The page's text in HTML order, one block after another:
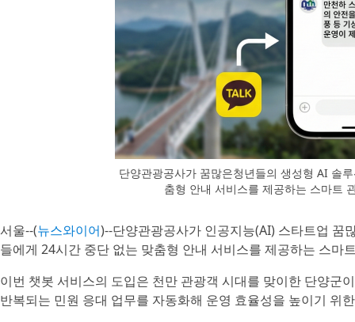
단양관광공사가 꿈많은청년들의 생성형 AI 솔
춤형 안내 서비스를 제공하는 스마트
서울--(뉴스와이어)--단양관광공사가 인공지능(AI) 스타트업 꿈
들에게 24시간 중단 없는 맞춤형 안내 서비스를 제공하는 스마
이번 챗봇 서비스의 도입은 천만 관광객 시대를 맞이한 단양군
반복되는 민원 응대 업무를 자동화해 운영 효율성을 높이기 위